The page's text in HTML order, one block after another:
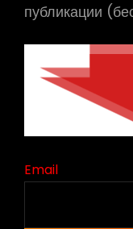
публикации
Email